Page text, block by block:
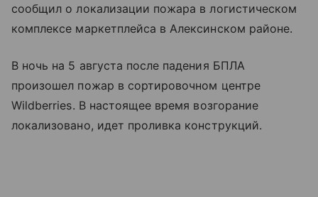
сообщил о локализации пожара в логистическом
комплексе маркетплейса в Алексинском районе.
В ночь на 5 августа после падения БПЛА
произошел пожар в сортировочном центре
Wildberries. В настоящее время возгорание
локализовано, идет проливка конструкций.